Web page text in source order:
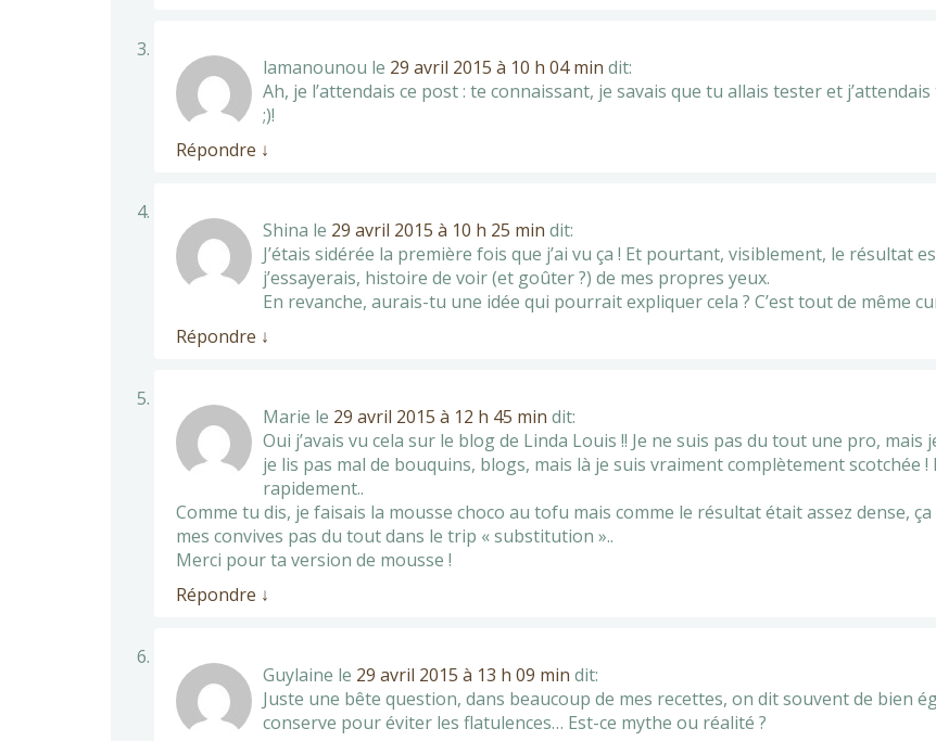
lamanounou le 29 avril 2015 à 10 h 04 min dit:
Ah, je l’attendais ce post : te connaissant, je savais que tu allais tester et
;)!
Répondre ↓
Shina le 29 avril 2015 à 10 h 25 min dit:
J’étais sidérée la première fois que j’ai vu ça ! Et pourtant, visiblement, le résultat
j’essayerais, histoire de voir (et goûter ?) de mes propres yeux.
En revanche, aurais-tu une idée qui pourrait expliquer cela ? C’est tout de même
Répondre ↓
Marie le 29 avril 2015 à 12 h 45 min dit:
Oui j’avais vu cela sur le blog de Linda Louis !! Je ne suis pas du tout une pro, mais
je lis pas mal de bouquins, blogs, mais là je suis vraiment complètement scotchée
rapidement..
Comme tu dis, je faisais la mousse choco au tofu mais comme le résultat était assez dense,
mes convives pas du tout dans le trip « substitution »..
Merci pour ta version de mousse !
Répondre ↓
Guylaine le 29 avril 2015 à 13 h 09 min dit:
Juste une bête question, dans beaucoup de mes recettes, on dit souvent de bien
conserve pour éviter les flatulences… Est-ce mythe ou réalité ?